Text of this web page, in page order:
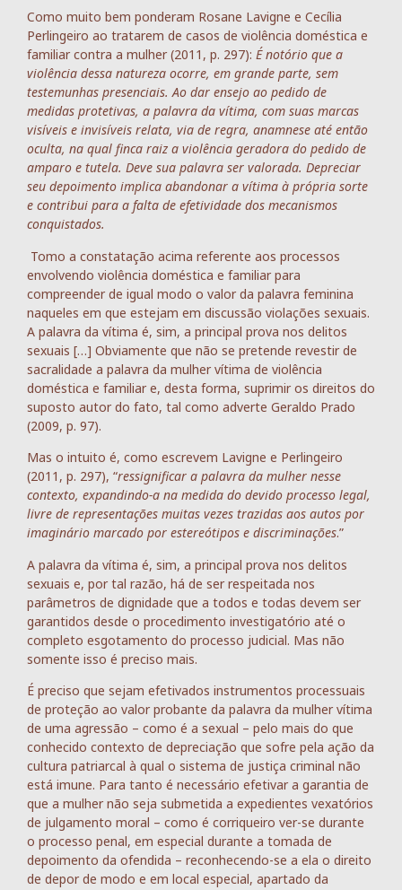
Como muito bem ponderam Rosane Lavigne e Cecília
Perlingeiro ao tratarem de casos de violência doméstica e
familiar contra a mulher (2011, p. 297): É notório que a
violência dessa natureza ocorre, em grande parte, sem
testemunhas presenciais. Ao dar ensejo ao pedido de
medidas protetivas, a palavra da vítima, com suas marcas
visíveis e invisíveis relata, via de regra, anamnese até então
oculta, na qual finca raiz a violência geradora do pedido de
amparo e tutela. Deve sua palavra ser valorada. Depreciar
seu depoimento implica abandonar a vítima à própria sorte
e contribui para a falta de efetividade dos mecanismos
conquistados.
Tomo a constatação acima referente aos processos
envolvendo violência doméstica e familiar para
compreender de igual modo o valor da palavra feminina
naqueles em que estejam em discussão violações sexuais.
A palavra da vítima é, sim, a principal prova nos delitos
sexuais […] Obviamente que não se pretende revestir de
sacralidade a palavra da mulher vítima de violência
doméstica e familiar e, desta forma, suprimir os direitos do
suposto autor do fato, tal como adverte Geraldo Prado
(2009, p. 97).
Mas o intuito é, como escrevem Lavigne e Perlingeiro
(2011, p. 297), “ressignificar a palavra da mulher nesse
contexto, expandindo-a na medida do devido processo legal,
livre de representações muitas vezes trazidas aos autos por
imaginário marcado por estereótipos e discriminações.”
A palavra da vítima é, sim, a principal prova nos delitos
sexuais e, por tal razão, há de ser respeitada nos
parâmetros de dignidade que a todos e todas devem ser
garantidos desde o procedimento investigatório até o
completo esgotamento do processo judicial. Mas não
somente isso é preciso mais.
É preciso que sejam efetivados instrumentos processuais
de proteção ao valor probante da palavra da mulher vítima
de uma agressão – como é a sexual – pelo mais do que
conhecido contexto de depreciação que sofre pela ação da
cultura patriarcal à qual o sistema de justiça criminal não
está imune. Para tanto é necessário efetivar a garantia de
que a mulher não seja submetida a expedientes vexatórios
de julgamento moral – como é corriqueiro ver-se durante
o processo penal, em especial durante a tomada de
depoimento da ofendida – reconhecendo-se a ela o direito
de depor de modo e em local especial, apartado da